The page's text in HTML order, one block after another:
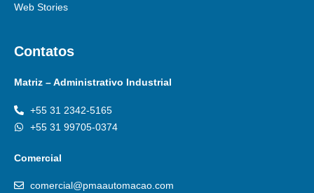
Web Stories
Contatos
Matriz – Administrativo Industrial
+55 31 2342-5165
+55 31 99705-0374
Comercial
comercial@pmaautomacao.com